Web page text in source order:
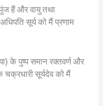
हैं और वायु तथा
सूर्य को मैं प्रणाम
के पुष्प समान रक्तवर्ण और
चक्रधारी सूर्यदेव को मैं